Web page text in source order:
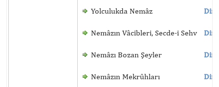
Yolculukda Nemâz
Nemâzın Vâcibleri, Secde-i Sehv
Nemâzı Bozan Şeyler
Nemâzın Mekrûhları